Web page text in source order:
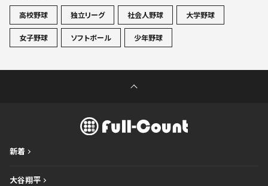
高校野球
独立リーグ 社会人野球 大学野球
女子野球 ソフトボール 少年野球
新着
大谷翔平